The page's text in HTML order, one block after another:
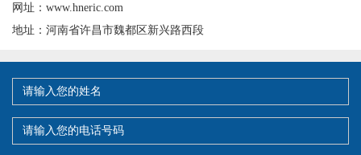
网址：www.hneric.com
地址：河南省许昌市魏都区新兴路西段